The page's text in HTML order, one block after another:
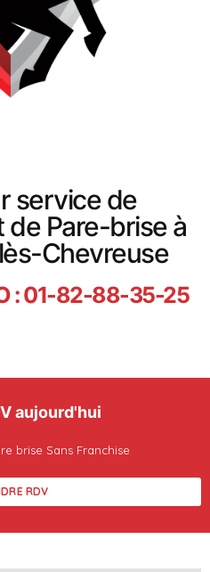
service de
Pare-brise à
Chevreuse
: 01-82-88-35-25
aujourd'hui
brise Sans Franchise
RDV